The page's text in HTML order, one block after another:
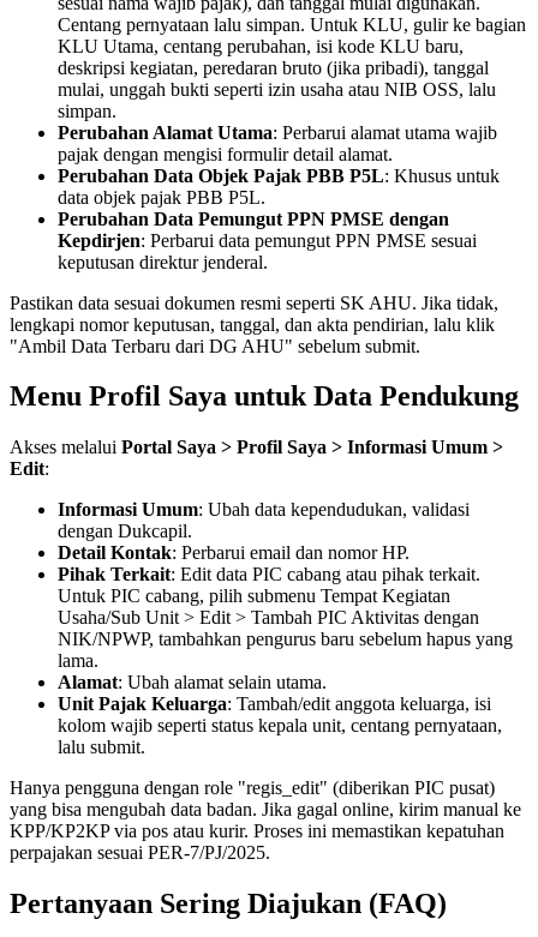
Centang pernyataan lalu simpan. Untuk KLU, gulir ke bagian
KLU Utama, centang perubahan, isi kode KLU baru,
deskripsi kegiatan, peredaran bruto (jika pribadi), tanggal
mulai, unggah bukti seperti izin usaha atau NIB OSS, lalu
simpan.
Perubahan Alamat Utama: Perbarui alamat utama wajib
pajak dengan mengisi formulir detail alamat.
Perubahan Data Objek Pajak PBB P5L: Khusus untuk
data objek pajak PBB P5L.
Perubahan Data Pemungut PPN PMSE dengan
Kepdirjen: Perbarui data pemungut PPN PMSE sesuai
keputusan direktur jenderal.
Pastikan data sesuai dokumen resmi seperti SK AHU. Jika tidak,
lengkapi nomor keputusan, tanggal, dan akta pendirian, lalu klik
"Ambil Data Terbaru dari DG AHU" sebelum submit.
Menu Profil Saya untuk Data Pendukung
Akses melalui Portal Saya > Profil Saya > Informasi Umum >
Edit:
Informasi Umum: Ubah data kependudukan, validasi
dengan Dukcapil.
Detail Kontak: Perbarui email dan nomor HP.
Pihak Terkait: Edit data PIC cabang atau pihak terkait.
Untuk PIC cabang, pilih submenu Tempat Kegiatan
Usaha/Sub Unit > Edit > Tambah PIC Aktivitas dengan
NIK/NPWP, tambahkan pengurus baru sebelum hapus yang
lama.
Alamat: Ubah alamat selain utama.
Unit Pajak Keluarga: Tambah/edit anggota keluarga, isi
kolom wajib seperti status kepala unit, centang pernyataan,
lalu submit.
Hanya pengguna dengan role "regis_edit" (diberikan PIC pusat)
yang bisa mengubah data badan. Jika gagal online, kirim manual ke
KPP/KP2KP via pos atau kurir. Proses ini memastikan kepatuhan
perpajakan sesuai PER-7/PJ/2025.
Pertanyaan Sering Diajukan (FAQ)